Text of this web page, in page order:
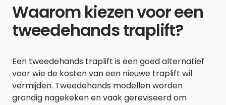
Waarom kiezen voor een
tweedehands traplift?
Een tweedehands traplift is een goed alternatief
voor wie de kosten van een nieuwe traplift wil
vermijden. Tweedehands modellen worden
grondig nagekeken en vaak gereviseerd om